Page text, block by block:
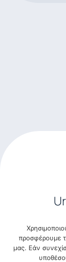
προσφέρουμε
μας. Εάν